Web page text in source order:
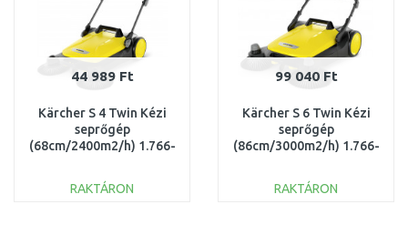
44 989 Ft
Kärcher S 4 Twin Kézi
seprőgép
(68cm/2400m2/h) 1.766-
RAKTÁRON
99 040 Ft
Kärcher S 6 Twin Kézi
seprőgép
(86cm/3000m2/h) 1.766-
RAKTÁRON